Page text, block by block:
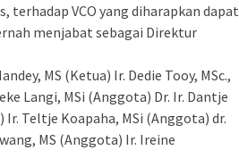
VCO yang diharapkan dapat
menjabat sebagai Direktur
MS (Ketua) Ir. Dedie Tooy, MSc.,
Langi, MSi (Anggota) Dr. Ir. Dantje
Ir. Teltje Koapaha, MSi (Anggota) dr.
MS (Anggota) Ir. Ireine